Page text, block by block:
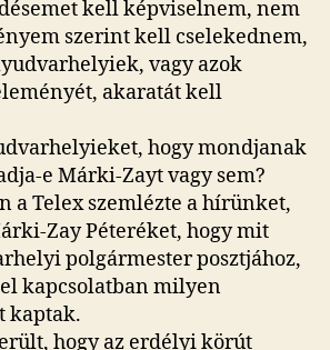
kell képviselnem, nem
szerint kell cselekednem,
vagy azok
akaratát kell
hogy mondjanak
e Márki-Zayt vagy sem?
a Telex szemlézte a hírünket,
Zay Péteréket, hogy mit
polgármester posztjához,
kapcsolatban milyen
kaptak.
hogy az erdélyi körút